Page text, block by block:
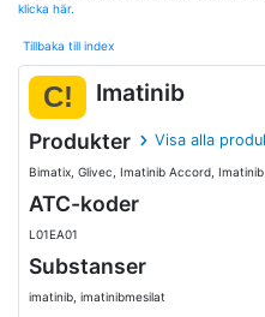
klicka här.
Tillbaka till index
C! Imatinib
Produkter Visa alla
Bimatix, Glivec, Imatinib Accord,
ATC-koder
L01EA01
Substanser
imatinib, imatinibmesilat